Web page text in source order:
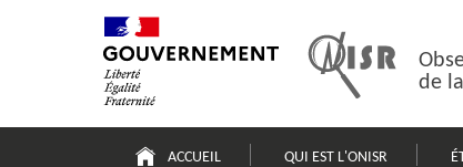
de
principale
ACCUEIL QUI EST L'ONISR